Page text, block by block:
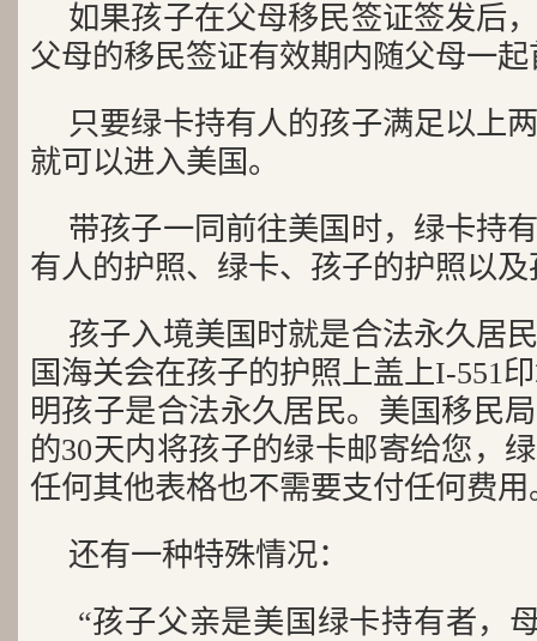
如果孩子在父母移民签证签发后
父母的移民签证有效期内随父母一
只要绿卡持有人的孩子满足以上
就可以进入美国。
带孩子一同前往美国时，绿卡持
有人的护照、绿卡、孩子的护照以
孩子入境美国时就是合法永久居
国海关会在孩子的护照上盖上I-551
明孩子是合法永久居民。美国移民
的30天内将孩子的绿卡邮寄给您，
任何其他表格也不需要支付任何费用
还有一种特殊情况：
“孩子父亲是美国绿卡持有者，